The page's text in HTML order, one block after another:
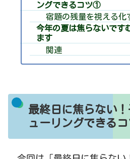
ングできるコツ①
宿題の残量を視える化
今年の夏は焦らないです
ます
関連
最終日に焦らない
ューリングできる